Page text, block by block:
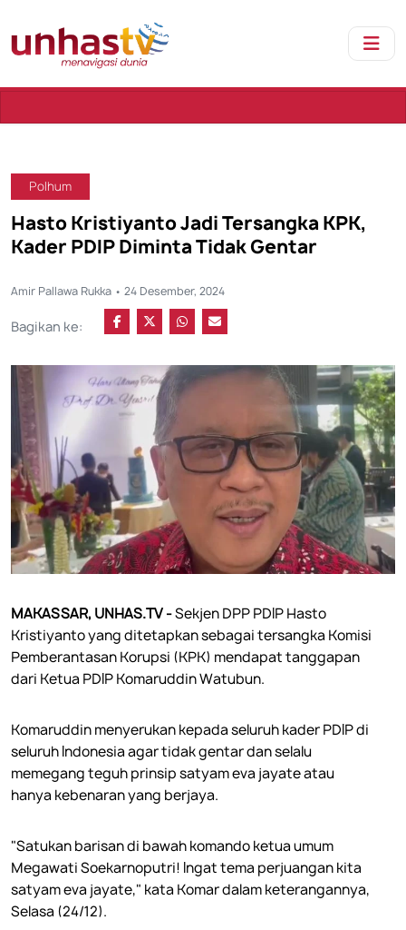
Polhum
Hasto Kristiyanto Jadi Tersangka KPK,
Kader PDIP Diminta Tidak Gentar
Amir Pallawa Rukka • 24 Desember, 2024
Bagikan ke:
MAKASSAR, UNHAS.TV -Sekjen DPP PDIP Hasto
Kristiyanto yang ditetapkan sebagai tersangka Komisi
Pemberantasan Korupsi (KPK) mendapat tanggapan
dari Ketua PDIP Komaruddin Watubun.
Komaruddin menyerukan kepada seluruh kader PDIP di
seluruh Indonesia agar tidak gentar dan selalu
memegang teguh prinsip satyam eva jayate atau
hanya kebenaran yang berjaya.
"Satukan barisan di bawah komando ketua umum
Megawati Soekarnoputri! Ingat tema perjuangan kita
satyam eva jayate," kata Komar dalam keterangannya,
Selasa (24/12).